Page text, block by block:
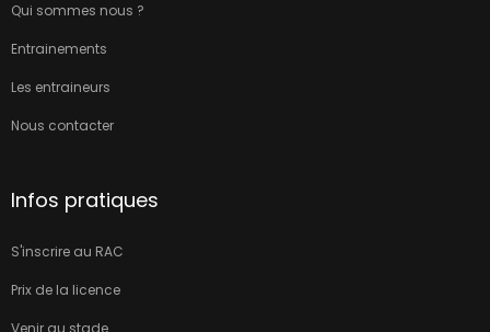
Qui sommes nous ?
Entrainements
Les entraineurs
Nous contacter
Infos pratiques
S'inscrire au RAC
Prix de la licence